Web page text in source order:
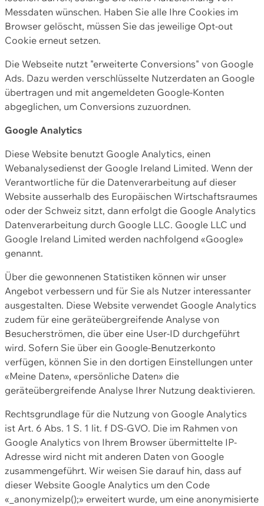
Messdaten wünschen. Haben Sie alle Ihre Cookies im
Browser gelöscht, müssen Sie das jeweilige Opt-out
Cookie erneut setzen.
Die Webseite nutzt "erweiterte Conversions" von Google
Ads. Dazu werden verschlüsselte Nutzerdaten an Google
übertragen und mit angemeldeten Google-Konten
abgeglichen, um Conversions zuzuordnen.
Google Analytics
Diese Website benutzt Google Analytics, einen
Webanalysedienst der Google Ireland Limited. Wenn der
Verantwortliche für die Datenverarbeitung auf dieser
Website ausserhalb des Europäischen Wirtschaftsraumes
oder der Schweiz sitzt, dann erfolgt die Google Analytics
Datenverarbeitung durch Google LLC. Google LLC und
Google Ireland Limited werden nachfolgend «Google»
genannt.
Über die gewonnenen Statistiken können wir unser
Angebot verbessern und für Sie als Nutzer interessanter
ausgestalten. Diese Website verwendet Google Analytics
zudem für eine geräteübergreifende Analyse von
Besucherströmen, die über eine User-ID durchgeführt
wird. Sofern Sie über ein Google-Benutzerkonto
verfügen, können Sie in den dortigen Einstellungen unter
«Meine Daten», «persönliche Daten» die
geräteübergreifende Analyse Ihrer Nutzung deaktivieren.
Rechtsgrundlage für die Nutzung von Google Analytics
ist Art. 6 Abs. 1 S. 1 lit. f DS-GVO. Die im Rahmen von
Google Analytics von Ihrem Browser übermittelte IP-
Adresse wird nicht mit anderen Daten von Google
zusammengeführt. Wir weisen Sie darauf hin, dass auf
dieser Website Google Analytics um den Code
«_anonymizeIp();» erweitert wurde, um eine anonymisierte